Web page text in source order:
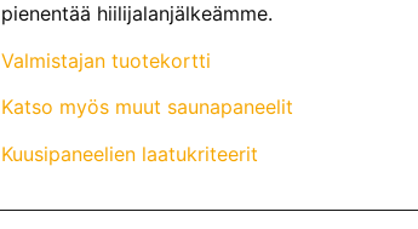
pienentää hiilijalanjälkeämme.
Valmistajan tuotekortti
Katso myös muut saunapaneelit
Kuusipaneelien laatukriteerit